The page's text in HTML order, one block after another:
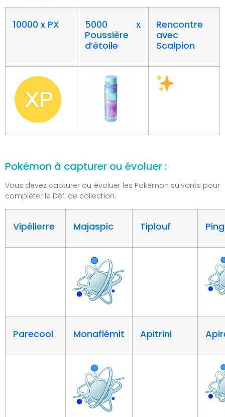
10000 x PX
5000 x
Poussière
d’étoile
Rencontre
avec
Scalpion
Pokémon à capturer ou évoluer :
Vous devez capturer ou évoluer les Pokémon suivants pour
compléter le Défi de collection.
Vipélierre Majaspic Tiplouf
Parecool Monaflémit Apitrini